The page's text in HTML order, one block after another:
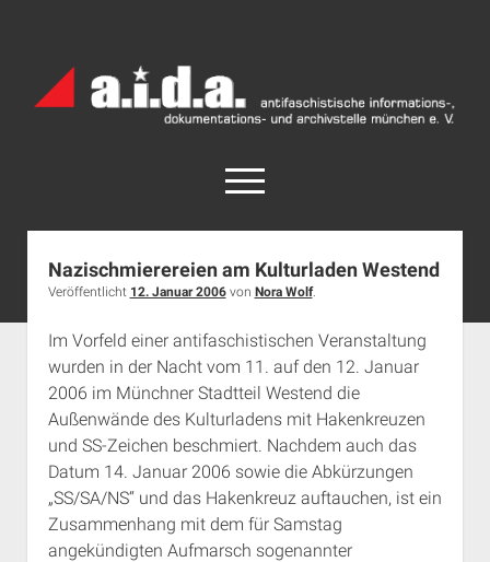
Archiv
München
open
menu
facebook
rss info@aida-archiv.de
Home
Aktuelles
Termine
open
dropdown
menu
Antifaschistische Termine im Süden
Antifaschistische Termine in München
Rechte Termine im Süden
Rechte Termine München
Chronologie
Das Archiv
open
dropdown
menu
a.i.d.a. e. V. unterstützen
Über a.i.d.a.
RSS-Feeds, Twitter & Facebook
Impressum
Nazischmierereien am Kulturladen Westend
Veröffentlicht 12. Januar 2006von Nora Wolf.
Im Vorfeld einer antifaschistischen Veranstaltung
wurden in der Nacht vom 11. auf den 12. Januar
2006 im Münchner Stadtteil Westend die
Außenwände des Kulturladens mit Hakenkreuzen
und SS-Zeichen beschmiert. Nachdem auch das
Datum 14. Januar 2006 sowie die Abkürzungen
„SS/SA/NS“ und das Hakenkreuz auftauchen, ist ein
Zusammenhang mit dem für Samstag
angekündigten Aufmarsch sogenannter